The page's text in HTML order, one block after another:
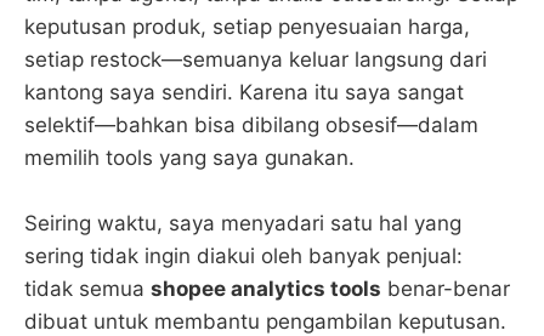
keputusan produk, setiap penyesuaian harga,
setiap restock—semuanya keluar langsung dari
kantong saya sendiri. Karena itu saya sangat
selektif—bahkan bisa dibilang obsesif—dalam
memilih tools yang saya gunakan.
Seiring waktu, saya menyadari satu hal yang
sering tidak ingin diakui oleh banyak penjual:
tidak semua shopee analytics tools benar-benar
dibuat untuk membantu pengambilan keputusan.